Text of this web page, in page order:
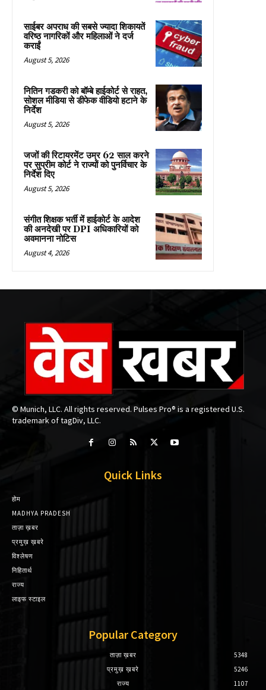
साईबर अपराध की सबसे ज्यादा शिकायतें
वरिष्ठ नागरिकों और महिलाओं ने दर्ज
कराईं
August 5, 2026
नितिन गडकरी को बॉम्बे हाईकोर्ट से राहत,
सोशल मीडिया से डीफेक वीडियो हटाने के
निर्देश
August 5, 2026
जजों की रिटायरमेंट उम्र 62 साल करने
पर सुप्रीम कोर्ट ने राज्यों को पुनर्विचार के
निर्देश दिए
August 5, 2026
संगीत शिक्षक भर्ती में हाईकोर्ट के आदेश
की अनदेखी पर DPI अधिकारियों को
अवमानना नोटिस
August 4, 2026
© Munich, LLC. All rights reserved. Pulses Pro® is a registered U.S.
trademark of tagDiv, LLC.
Quick Links
होम
MADHYA PRADESH
ताज़ा ख़बर
प्रमुख़ ख़बरे
विश्लेषण
निहितार्थ
राज्य
लाइफ स्टाइल
Popular Category
ताज़ा ख़बर
5348
प्रमुख़ ख़बरे
5246
राज्य
1107